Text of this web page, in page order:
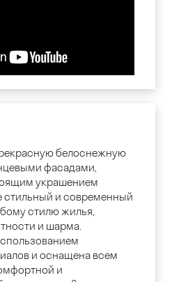
белоснежную
фасадами,
украшением
стильный и современный
стилю жилья,
и шарма.
и оснащена всем
и